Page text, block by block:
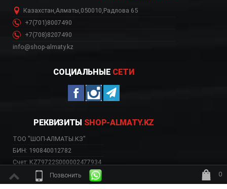
Позвонить
0
ждёт заказ
Казахстан,Алматы,050010,Радлова 65
+7(701)8007490
+7(708)8207490
info@shop-almaty.kz
СОЦИАЛЬНЫЕ СЕТИ
РЕКВИЗИТЫ SHOP-ALMATY.KZ
ТОО "ШОП-АЛМАТЫ.КЗ"
БИН: 190840012782
Счет: KZ79722S000002477934
Банк: АО «Kaspi Bank»
БИК: CASPKZKA